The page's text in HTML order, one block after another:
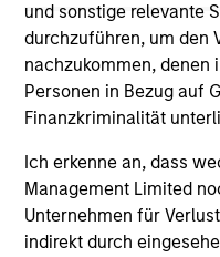
und sonstige relevante
durchzuführen, um den
nachzukommen, denen
Personen in Bezug auf
Finanzkriminalität
Ich erkenne an, dass
Management Limited
Unternehmen für
indirekt durch
Counterpoint
Tesla's Proposed
for Elon Musk
Counterpoint Global
Proposed